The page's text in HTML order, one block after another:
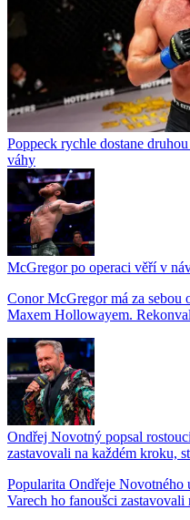
Poppeck rychle dostane
váhy
McGregor po operaci věří v
Conor McGregor má za sebou
Maxem Hollowayem.
Ondřej Novotný popsal
zastavovali na každém kroku,
Popularita Ondřeje
Varech ho fanoušci zastavovali